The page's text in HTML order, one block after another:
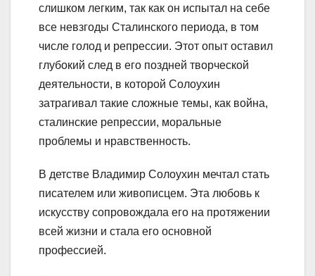
слишком легким, так как он испытал на себе
все невзгоды Сталинского периода, в том
числе голод и репрессии. Этот опыт оставил
глубокий след в его поздней творческой
деятельности, в которой Солоухин
затрагивал такие сложные темы, как война,
сталинские репрессии, моральные
проблемы и нравственность.
В детстве Владимир Солоухин мечтал стать
писателем или живописцем. Эта любовь к
искусству сопровождала его на протяжении
всей жизни и стала его основной
профессией.